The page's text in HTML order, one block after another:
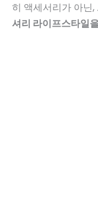
히 액세서리가 아닌,
셔리 라이프스타일